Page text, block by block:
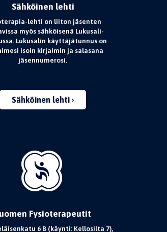
Sähköinen lehti
lehti on liiton jäsenten
myös sähköisenä Lukusali-
Lukusalin käyttäjätunnus on
isoin kirjaimin ja salasana
jäsennumerosi.
Sähköinen lehti
Fysioterapeutit
6 B (käynti: Kellosilta 7),